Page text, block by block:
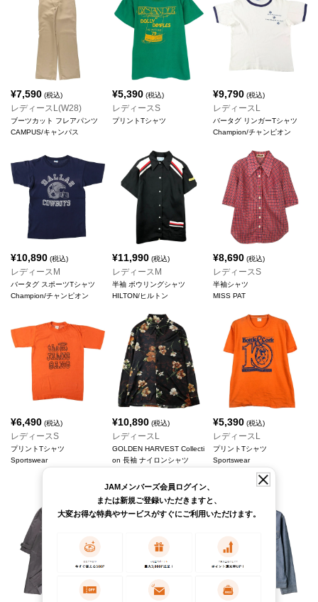
¥7,590 (税込)
レディースL(W28)
ブーツカット フレアパンツ
CAMPUS/キャンパス
¥5,390(税込)
レディースS
プリントTシャツ
¥9,790 (税込)
レディースL
バータグ リンガーTシャツ
Champion/チャンピオン
¥10,890 (税込)
レディースM
バータグ スポーツTシャツ
Champion/チャンピオン
¥11,990(税込)
レディースM
半袖 ボウリングシャツ
HILTON/ヒルトン
¥8,690 (税込)
レディースS
半袖シャツ
MISS PAT
¥6,490 (税込)
レディースS
プリントTシャツ
Sportswear
¥10,890(税込)
レディースL
GOLDEN HARVEST Collecti
on 長袖 ナイロンシャツ
ーツオブザルーム
¥5,390 (税込)
レディースL
プリントTシャツ
Sportswear
JAMメンバーズ会員ログイン、
または新規ご登録いただきますと、
大変お得な特典やサービスがすぐにご利用いただけます。